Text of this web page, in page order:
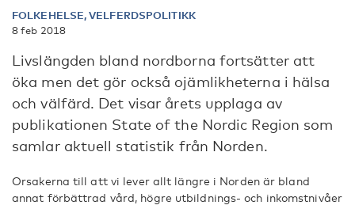
FOLKEHELSE, VELFERDSPOLITIKK
8 feb 2018
Livslängden bland nordborna fortsätter att
öka men det gör också ojämlikheterna i hälsa
och välfärd. Det visar årets upplaga av
publikationen State of the Nordic Region som
samlar aktuell statistik från Norden.
Orsakerna till att vi lever allt längre i Norden är bland
annat förbättrad vård, högre utbildnings- och inkomstnivåer